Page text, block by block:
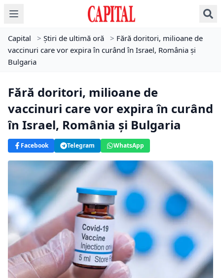
Capital > Știri de ultimă oră > Fără doritori, milioane de
vaccinuri care vor expira în curând în Israel, România şi
Bulgaria
Fără doritori, milioane de
vaccinuri care vor expira în curând
în Israel, România şi Bulgaria
Facebook Telegram WhatsApp